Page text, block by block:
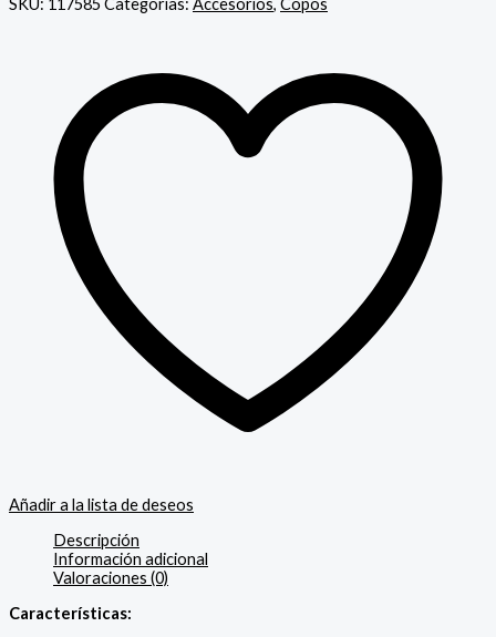
SKU: 117585Categorías: Accesorios, Copos
Añadir a la lista de deseos
Descripción
Información adicional
Valoraciones (0)
Características: